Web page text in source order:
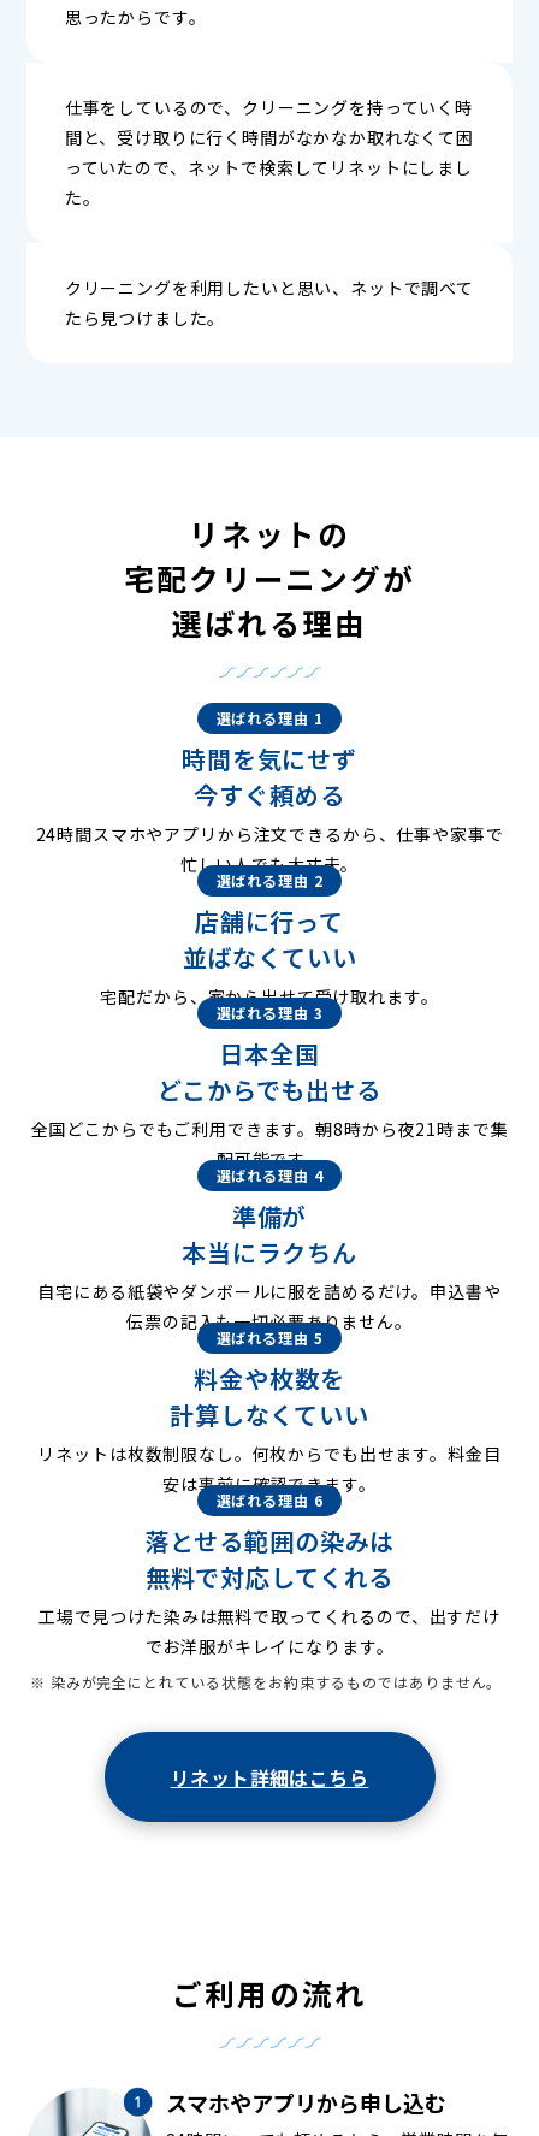
思ったからです。
仕事をしているので、クリーニングを持っていく時
間と、受け取りに行く時間がなかなか取れなくて困
っていたので、ネットで検索してリネットにしまし
た。
クリーニングを利用したいと思い、ネットで調べて
たら見つけました。
リネットの
宅配クリーニングが
選ばれる理由
選ばれる理由 1
時間を気にせず
今すぐ頼める
24時間スマホやアプリから注文できるから、仕事や家事で
忙しい人でも大丈夫。
選ばれる理由 2
店舗に行って
並ばなくていい
宅配だから、家から出せて受け取れます。
選ばれる理由 3
日本全国
どこからでも出せる
全国どこからでもご利用できます。朝8時から夜21時まで集
配可能です。
選ばれる理由 4
準備が
本当にラクちん
自宅にある紙袋やダンボールに服を詰めるだけ。申込書や
伝票の記入も一切必要ありません。
選ばれる理由 5
料金や枚数を
計算しなくていい
リネットは枚数制限なし。何枚からでも出せます。料金目
安は事前に確認できます。
選ばれる理由 6
落とせる範囲の染みは
無料で対応してくれる
工場で見つけた染みは無料で取ってくれるので、出すだけ
でお洋服がキレイになります。
※ 染みが完全にとれている状態をお約束するものではありません。
リネット詳細はこちら
ご利用の流れ
スマホやアプリから申し込む